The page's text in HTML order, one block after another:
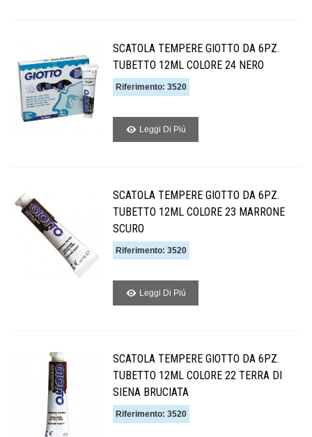
SCATOLA TEMPERE GIOTTO DA 6PZ.
TUBETTO 12ML COLORE 24 NERO
Riferimento: 3520
Leggi Di Piú
SCATOLA TEMPERE GIOTTO DA 6PZ.
TUBETTO 12ML COLORE 23 MARRONE
SCURO
Riferimento: 3520
Leggi Di Piú
SCATOLA TEMPERE GIOTTO DA 6PZ.
TUBETTO 12ML COLORE 22 TERRA DI
SIENA BRUCIATA
Riferimento: 3520